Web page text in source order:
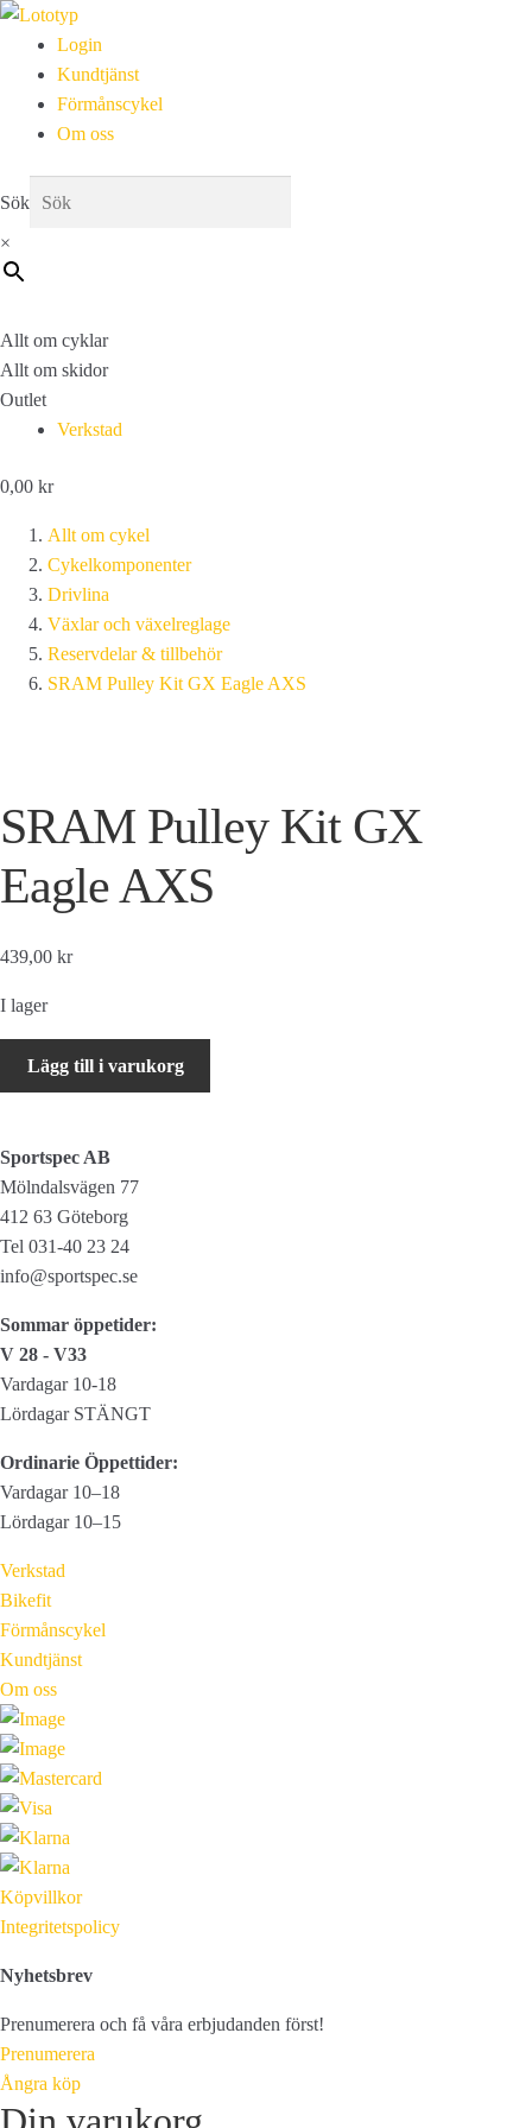
Login
Kundtjänst
Förmånscykel
Om oss
Sök
×
Allt om cyklar
Allt om skidor
Outlet
Verkstad
0,00 kr
Allt om cykel
Cykelkomponenter
Drivlina
Växlar och växelreglage
Reservdelar & tillbehör
SRAM Pulley Kit GX Eagle AXS
SRAM Pulley Kit GX
Eagle AXS
439,00 kr
I lager
Eagle
Lägg till i varukorg
Sportspec AB
Mölndalsvägen 77
412 63 Göteborg
Tel 031-40 23 24
info@sportspec.se
Sommar öppetider:
V 28 - V33
Vardagar 10-18
Lördagar STÄNGT
Ordinarie Öppettider:
Vardagar 10–18
Lördagar 10–15
Verkstad
Bikefit
Förmånscykel
Kundtjänst
Om oss
Köpvillkor
Integritetspolicy
Nyhetsbrev
Prenumerera och få våra erbjudanden först!
Prenumerera
Ångra köp